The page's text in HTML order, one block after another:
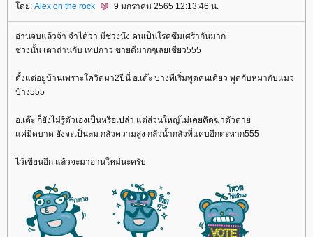
ดย: Alex on the rock 9 มกราคม 2565 12:13:46 น.
อ่านจบแล้วจ้า จำได้ว่า มีช่วงนึง คนเป็นโรคซึมเศร้ากันมาก
ช่วงนั้น เตาถ่านกับ เทปกาว ขายดีมากๆเลยเชียว555
ตั้งแต่อยู่บ้านเพราะโควิดมา2ปีนี่ อ.เต๊ะ บางทีเริ่มพูดคนเดียว พูดกับหมากับแมว
บ้าง555
อ.เต๊ะ ก็ยังไม่รู้ตัวเองเป็นหรือเปล่า แต่ส่วนใหญ่ไม่เคยคิดฆ่าตัวตา
ค่มีดบาด ยังจะเป็นลม กลัวความสูง กลัวน้ำกลัวที่แคบอีกตะหาก555
ไว้เขียนอีก แล้วจะมาอ่านใหม่นะครับ